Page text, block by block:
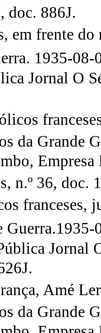
doc. 886J.
em frente do
1935-08-
Jornal O
da Grande
n.º 36, doc.
franceses,
Guerra.1935-
Jornal
Amé
da Grande